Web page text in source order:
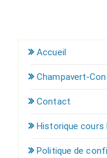
Accueil
Champavert-
Contact
Historique cours
Politique de